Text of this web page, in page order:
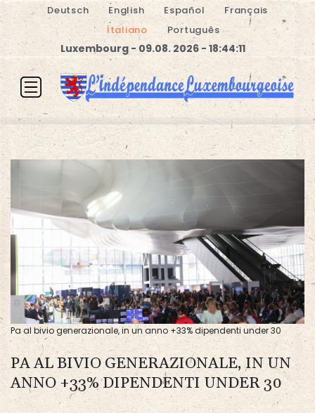
Deutsch English Español
Français
Italiano
Português
Luxembourg - 09.08. 2026 - 18:44:11
Pa al bivio generazionale, in un anno +33% dipendenti under 30
PA AL BIVIO GENERAZIONALE, IN UN
ANNO +33% DIPENDENTI UNDER 30